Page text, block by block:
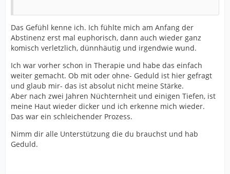
Das Gefühl kenne ich. Ich fühlte mich am Anfang der
Abstinenz erst mal euphorisch, dann auch wieder ganz
komisch verletzlich, dünnhäutig und irgendwie wund.
Ich war vorher schon in Therapie und habe das einfach
weiter gemacht. Ob mit oder ohne- Geduld ist hier gefragt
und glaub mir- das ist absolut nicht meine Stärke.
Aber nach zwei Jahren Nüchternheit und einigen Tiefen, ist
meine Haut wieder dicker und ich erkenne mich wieder.
Das war ein schleichender Prozess.
Nimm dir alle Unterstützung die du brauchst und hab
Geduld.